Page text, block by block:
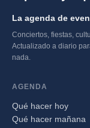
La agenda de
Conciertos, fiestas,
Actualizado a diario
nada.
AGENDA
Qué hacer hoy
Qué hacer mañana